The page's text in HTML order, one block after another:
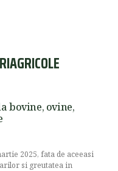
bovine, ovine,
2025, fata de aceeasi
si greutatea in